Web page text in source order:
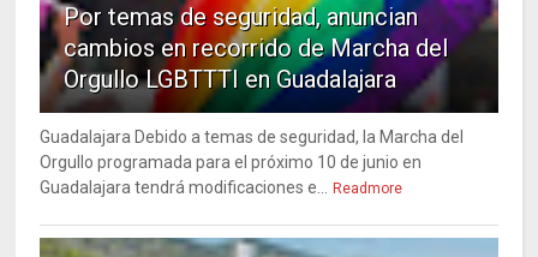
Por temas de seguridad, anuncian
cambios en recorrido de Marcha del
Orgullo LGBTTTI en Guadalajara
Guadalajara Debido a temas de seguridad, la Marcha del
Orgullo programada para el próximo 10 de junio en
Guadalajara tendrá modificaciones e...
Readmore